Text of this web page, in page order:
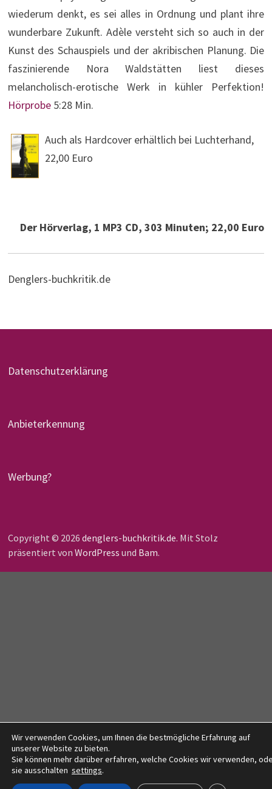
wiederum denkt, es sei alles in Ordnung und plant ihre
wunderbare Zukunft. Adèle versteht sich so auch in der
Kunst des Schauspiels und der akribischen Planung. Die
faszinierende Nora Waldstätten liest dieses
melancholisch-erotische Werk in kühler Perfektion!
Hörprobe5:28 Min.
Auch als Hardcover erhältlich bei Luchterhand,
22,00 Euro
Der Hörverlag, 1 MP3 CD, 303 Minuten; 22,00 Euro
Denglers-buchkritik.de
Datenschutzerklärung
Anbieterkennung
Werbung?
Copyright © 2026 denglers-buchkritik.de. Mit Stolz
präsentiert von WordPress und Bam.
Wir verwenden Cookies, um Ihnen die bestmögliche Erfahrung auf
unserer Website zu bieten.
Sie können mehr darüber erfahren, welche Cookies wir verwenden,
sie ausschalten settings.